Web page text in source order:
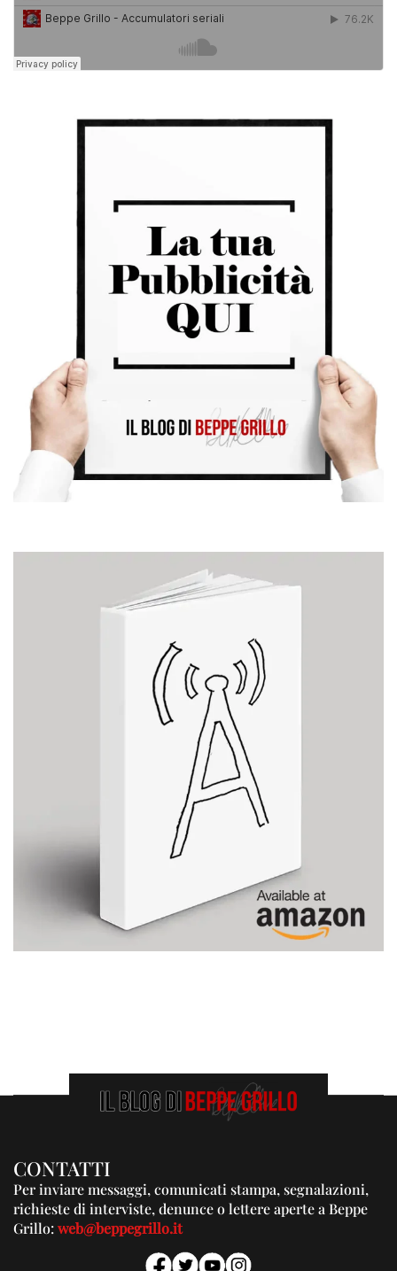
CONTATTI
Per inviare messaggi, comunicati stampa, segnalazioni,
richieste di interviste, denunce o lettere aperte a Beppe
Grillo:web@beppegrillo.it